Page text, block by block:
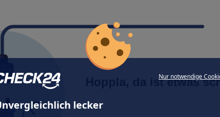
Nur notwendige
lecker
Hoppla, da ist etwas